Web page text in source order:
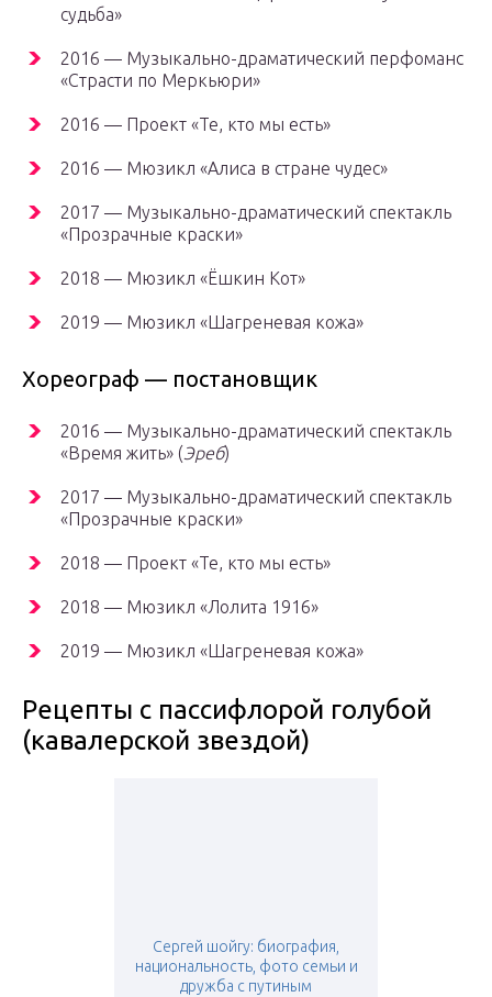
судьба»
2016 — Музыкально-драматический перфоманс
«Страсти по Меркьюри»
2016 — Проект «Те, кто мы есть»
2016 — Мюзикл «Алиса в стране чудес»
2017 — Музыкально-драматический спектакль
«Прозрачные краски»
2018 — Мюзикл «Ёшкин Кот»
2019 — Мюзикл «Шагреневая кожа»
Хореограф — постановщик
2016 — Музыкально-драматический спектакль
«Время жить» (Эреб)
2017 — Музыкально-драматический спектакль
«Прозрачные краски»
2018 — Проект «Те, кто мы есть»
2018 — Мюзикл «Лолита 1916»
2019 — Мюзикл «Шагреневая кожа»
Рецепты с пассифлорой голубой
(кавалерской звездой)
Сергей шойгу: биография,
национальность, фото семьи и
дружба с путиным